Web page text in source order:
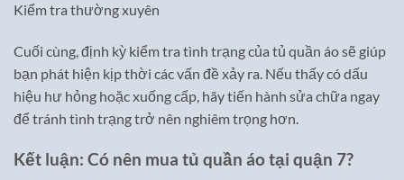
Kiểm tra thường xuyên
Cuối cùng, định kỳ kiểm tra tình trạng của tủ quần áo sẽ giúp
bạn phát hiện kịp thời các vấn đề xảy ra. Nếu thấy có dấu
hiệu hư hỏng hoặc xuống cấp, hãy tiến hành sửa chữa ngay
để tránh tình trạng trở nên nghiêm trọng hơn.
Kết luận: Có nên mua tủ quần áo tại quận 7?